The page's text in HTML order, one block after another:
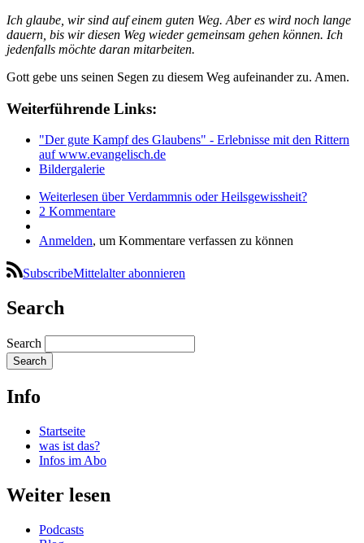
Ich glaube, wir sind auf einem guten Weg. Aber es wird noch lange
dauern, bis wir diesen Weg wieder gemeinsam gehen können. Ich
jedenfalls möchte daran mitarbeiten.
Gott gebe uns seinen Segen zu diesem Weg aufeinander zu. Amen.
Weiterführende Links:
"Der gute Kampf des Glaubens" - Erlebnisse mit den Rittern
auf www.evangelisch.de
Bildergalerie
Weiterlesen über Verdammnis oder Heilsgewissheit?
2 Kommentare
Anmelden, um Kommentare verfassen zu können
SubscribeMittelalter abonnieren
Search
Search
Info
Startseite
was ist das?
Infos im Abo
Weiter lesen
Podcasts